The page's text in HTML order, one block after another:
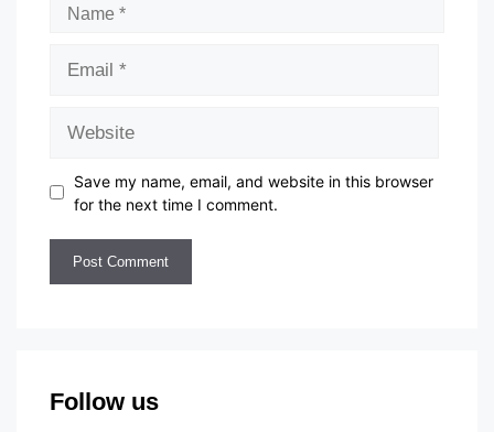
Name
Save my name, email, and website in this browser
for the next time I comment.
Follow us